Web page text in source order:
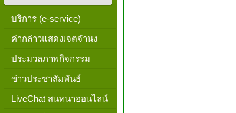
บริการ (e-service)
คำกล่าวแสดงเจตจำนง
ประมวลภาพกิจกรรม
ข่าวประชาสัมพันธ์
LiveChat สนทนาออนไลน์